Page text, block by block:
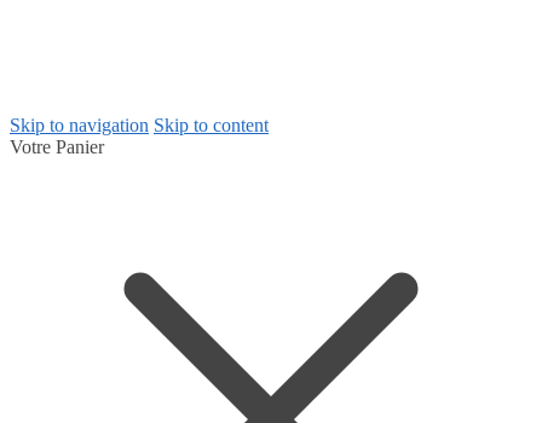
Skip to navigation Skip to content
Votre Panier